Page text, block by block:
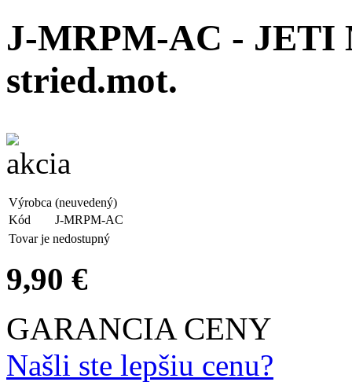
J-MRPM-AC - JETI
stried.mot.
Výrobca (neuvedený)
Kód
J-MRPM-AC
Tovar je nedostupný
9,90 €
GARANCIA CENY
Našli ste lepšiu cenu?